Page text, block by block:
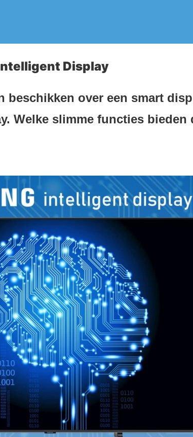
Display
beschikken over een smart
Welke slimme functies bieden